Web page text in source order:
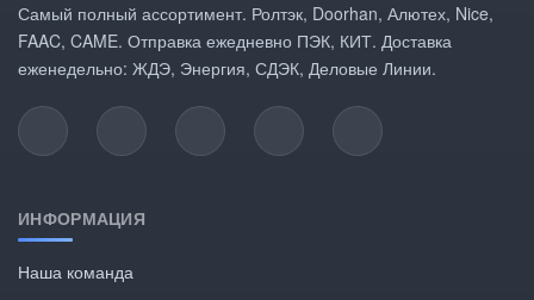
Самый полный ассортимент. Ролтэк, Doorhan, Алютех, Nice,
FAAC, CAME. Отправка ежедневно ПЭК, КИТ. Доставка
еженедельно: ЖДЭ, Энергия, СДЭК, Деловые Линии.
ИНФОРМАЦИЯ
Наша команда